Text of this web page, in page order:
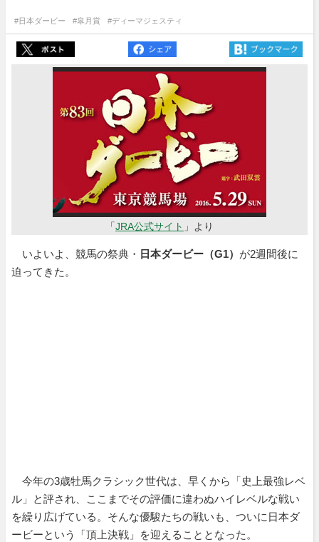
#日本ダービー #皐月賞 #ディーマジェスティ
「JRA公式サイト 」より
いよいよ、競馬の祭典・ 日本ダービー（G1） が2週間後に
迫ってきた。
今年の3歳牡馬クラシック世代は、早くから「史上最強レベ
ル」と評され、ここまでその評価に違わぬハイレベルな戦い
を繰り広げている。そんな優駿たちの戦いも、ついに日本ダ
ービーという「頂上決戦」を迎えることとなった。